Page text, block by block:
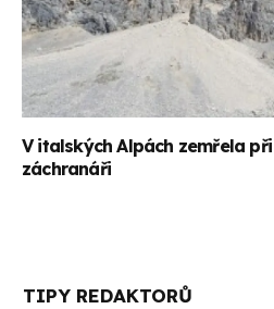
V italských Alpách zemřela
záchranáři
TIPY REDAKTORŮ